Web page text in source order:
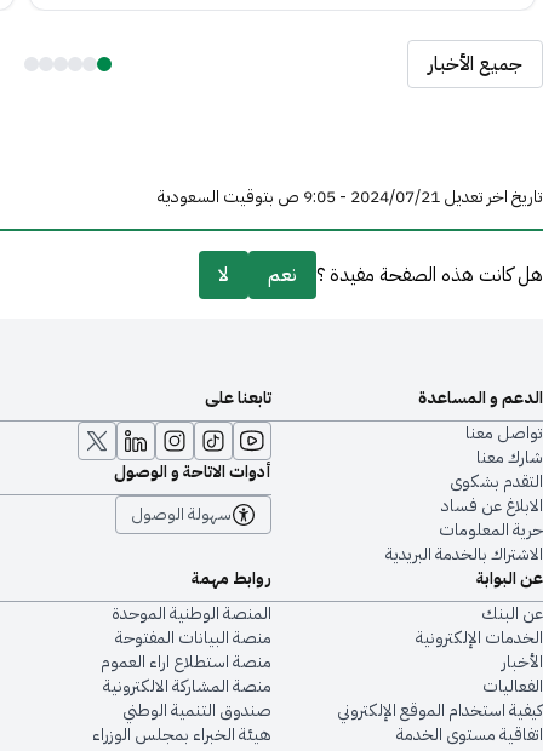
جميع الأخبار
تاريخ اخر تعديل 21‏/07‏/2024 - 9:05 ص بتوقيت السعودية
هل كانت هذه الصفحة مفيدة ؟ نعم لا
عن البوابة
عن البنك
الخدمات الإلكترونية
الأخبار
الفعاليات
كيفية استخدام الموقع الإلكتروني
اتفاقية مستوى الخدمة
روابط مهمة
المنصة الوطنية الموحدة
منصة البيانات المفتوحة
منصة استطلاع اراء العموم
منصة المشاركة الالكترونية
صندوق التنمية الوطني
هيئة الخبراء بمجلس الوزراء
الدعم و المساعدة
تواصل معنا
شارك معنا
التقدم بشكوى
الابلاغ عن فساد
حرية المعلومات
الاشتراك بالخدمة البريدية
تابعنا على
أدوات الاتاحة و الوصول
سهولة الوصول